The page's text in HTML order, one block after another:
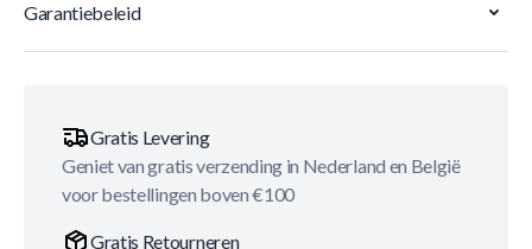
Garantiebeleid
Gratis Levering
Geniet van gratis verzending in Nederland en België
voor bestellingen boven €100
Gratis Retourneren